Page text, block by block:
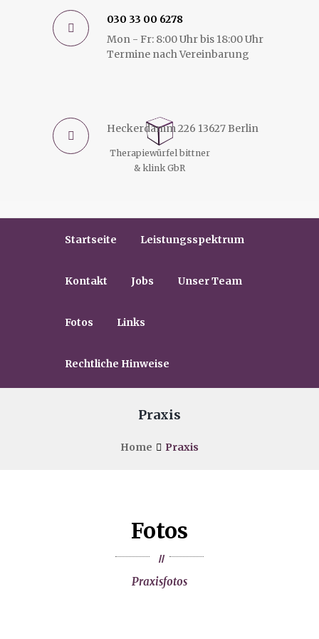
030 33 00 6278
Mon - Fr: 8:00 Uhr bis 18:00 Uhr
Termine nach Vereinbarung
Therapiewürfel bittner
& klink GbR
Heckerdamm 226 13627 Berlin
Startseite Leistungsspektrum
Kontakt Jobs Unser Team
Fotos Links
Rechtliche Hinweise
Praxis
Home Praxis
Fotos
//
Praxisfotos